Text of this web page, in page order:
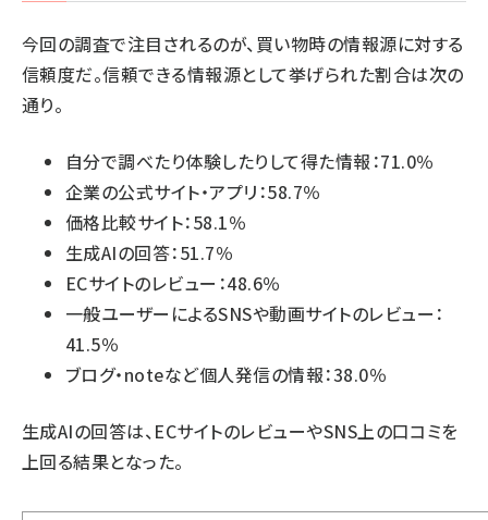
今回の調査で注目されるのが、買い物時の情報源に対する
信頼度だ。信頼できる情報源として挙げられた割合は次の
通り。
自分で調べたり体験したりして得た情報：71.0％
企業の公式サイト・アプリ：58.7％
価格比較サイト：58.1％
生成AIの回答：51.7％
ECサイトのレビュー：48.6％
一般ユーザーによるSNSや動画サイトのレビュー：
41.5％
ブログ・noteなど個人発信の情報：38.0％
生成AIの回答は、ECサイトのレビューやSNS上の口コミを
上回る結果となった。